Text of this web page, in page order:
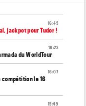
16:45
jackpot pour Tudor !
16:23
du WorldTour
16:07
compétition le 16
15:49